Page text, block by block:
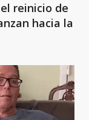
reinicio de
hacia la